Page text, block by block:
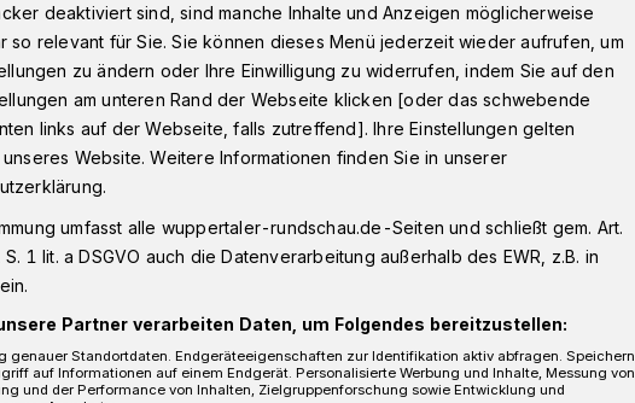
Igor Parfenov
und das „Rex“-Kino am Kipdorf
Während in der Oper am Sonntag,
Inszenierung von Richard Strauss’
„Rex“ zwei Tage zuvor, am Freitag, 11.
der Stummfilmklassiker „Salomé“
deaktiviert sind, sind manche Inhalte und Anzeigen möglicherweise
so relevant für Sie. Sie können dieses Menü jederzeit wieder aufrufen, um
zu ändern oder Ihre Einwilligung zu widerrufen, indem Sie auf den
am unteren Rand der Webseite klicken [oder das schwebende
links auf der Webseite, falls zutreffend]. Ihre Einstellungen gelten
Website. Weitere Informationen finden Sie in unserer
umfasst alle wuppertaler-rundschau.de-Seiten und schließt gem. Art.
1 lit. a DSGVO auch die Datenverarbeitung außerhalb des EWR, z.B. in
Partner verarbeiten Daten, um Folgendes bereitzustellen:
genauer Standortdaten. Endgeräteeigenschaften zur Identifikation aktiv abfragen. Speichern
auf Informationen auf einem Endgerät. Personalisierte Werbung und Inhalte, Messung von
und der Performance von Inhalten, Zielgruppenforschung sowie Entwicklung und